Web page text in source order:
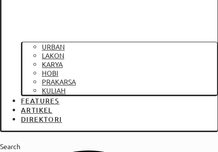
URBAN
LAKON
KARYA
HOBI
PRAKARSA
KULIAH
FEATURES
ARTIKEL
DIREKTORI
Search